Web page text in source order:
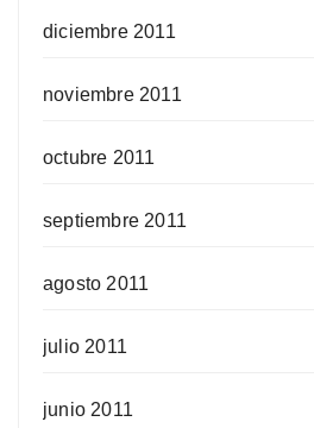
diciembre 2011
noviembre 2011
octubre 2011
septiembre 2011
agosto 2011
julio 2011
junio 2011